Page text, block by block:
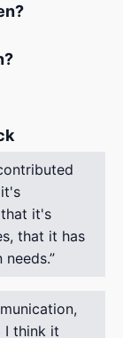
it's
that it has
needs.
I think it